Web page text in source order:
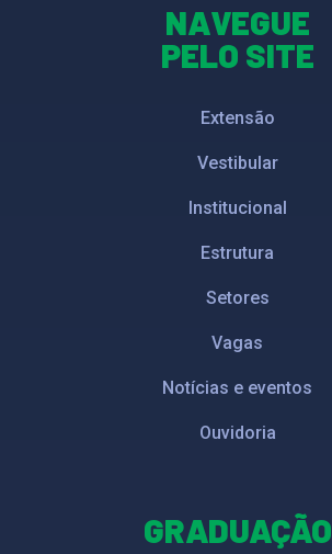
NAVEGUE
PELO SITE
Extensão
Vestibular
Institucional
Estrutura
Setores
Vagas
Notícias e eventos
Ouvidoria
GRADUAÇÃO